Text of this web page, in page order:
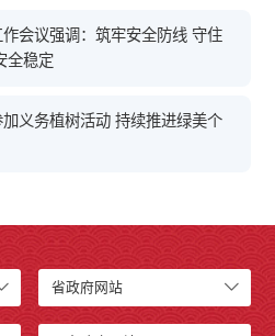
作会议强调：筑牢安全防线 守住
全稳定
加义务植树活动 持续推进绿美个
省政府网站